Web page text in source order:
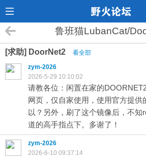
鲁班猫LubanCat/
[求助] DoorNet2 看全部
zym-2026
2026-5-29 10:10:02
请教各位：闲置在家的
网页，仅自家使用，使用官方提供
以？另外，刷了这个镜像后，不知
道的高手指点下。多谢了！
zym-2026
2026-6-10 09:37:14